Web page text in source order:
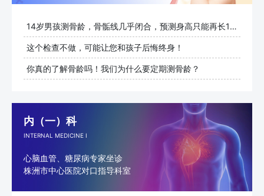
14岁男孩测骨龄，骨骺线几乎闭合，预测身高只能再长1cm
这个检查不做，可能让您和孩子后悔终身！
你真的了解骨龄吗！我们为什么要定期测骨龄？
内（一）科
INTERNAL MEDICINE I
心脑血管、糖尿病专家坐诊
株洲市中心医院对口指导科室